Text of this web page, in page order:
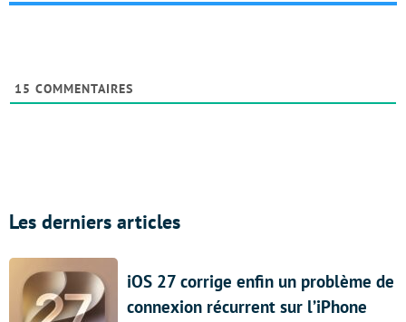
15 COMMENTAIRES
Les derniers articles
iOS 27 corrige enfin un problème de
connexion récurrent sur l’iPhone